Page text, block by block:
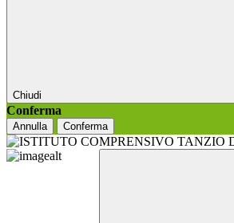
Chiudi
Conferma
Annulla Conferma